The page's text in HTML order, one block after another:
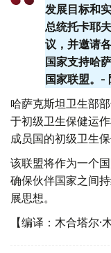
发展目标和
总统托卡耶
议，并邀请
国家支持哈
国家联盟。-
哈萨克斯坦卫生部
于初级卫生保健运
成员国的初级卫生保
该联盟将作为一个
确保伙伴国家之间
展思想。
【编译：木合塔尔·